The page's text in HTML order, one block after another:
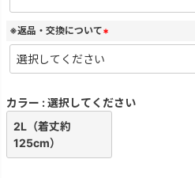
須
)
※返品・交換について
(
必
須
カラー
選択してください
2L（着丈約
125cm）